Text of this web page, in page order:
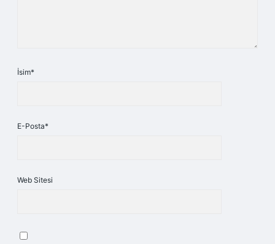
İsim*
E-Posta*
Web Sitesi